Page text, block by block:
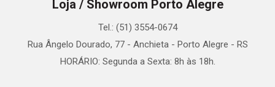
Loja / Showroom Porto Alegre
Tel.: (51) 3554-0674
Rua Ângelo Dourado, 77 - Anchieta - Porto Alegre - RS
HORÁRIO: Segunda a Sexta: 8h às 18h.